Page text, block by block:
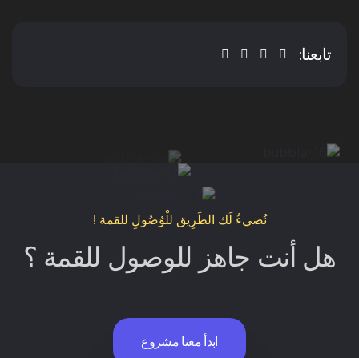
تابعنا:
نُضيءُ لَك الطَرِيق للْوُصُولِ للقمة !
هل أنت جاهز للوصول للقمة ؟
ابدأ معنا مشروع